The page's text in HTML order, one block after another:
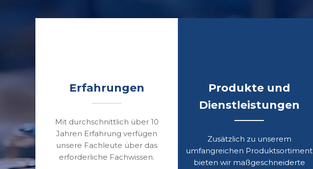
Erfahrungen
Mit durchschnittlich über 10
Jahren Erfahrung verfügen
unsere Fachleute über das
erforderliche Fachwissen.
Produkte und
Dienstleistungen
Zusätzlich zu unserem
umfangreichen Produktsortiment
bieten wir maßgeschneiderte